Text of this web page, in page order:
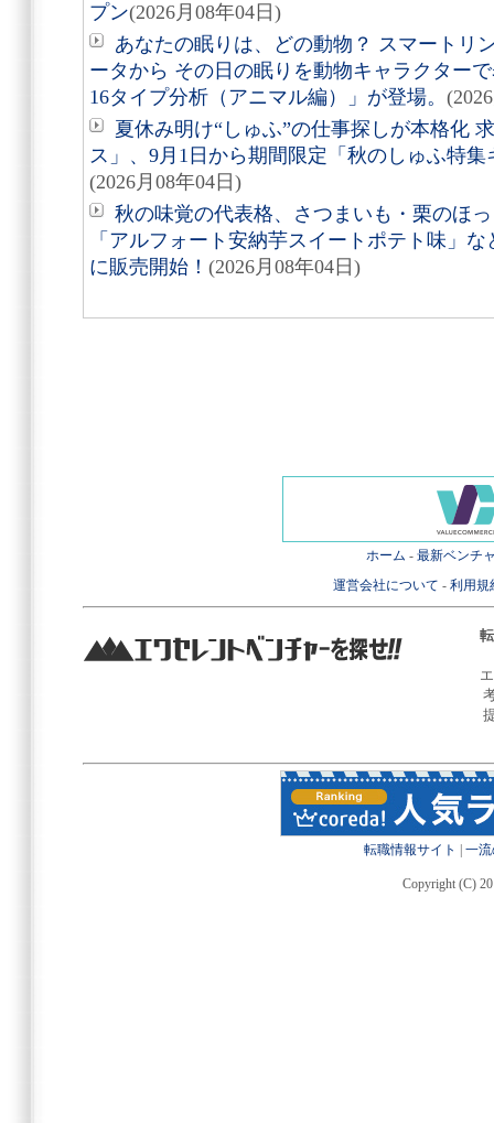
プン(2026月08年04日)
あなたの眠りは、どの動物？ スマートリ
ータから その日の眠りを動物キャラクター
16タイプ分析（アニマル編）」が登場。
夏休み明け“しゅふ”の仕事探しが本格化
ス」、9月1日から期間限定「秋のしゅふ特
(2026月08年04日)
秋の味覚の代表格、さつまいも・栗のほ
「アルフォート安納芋スイートポテト味」
に販売開始！ (2026月08年04日)
ホーム - 最新ベンチ
運営会社について - 利用規
転職情報サイト 一
Copyright (C)